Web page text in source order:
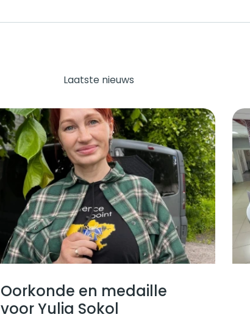
Laatste nieuws
Lees verder
Oorkonde en medaille
voor Yulia Sokol